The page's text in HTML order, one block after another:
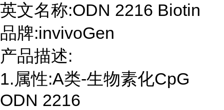
英文名称:ODN 2216 Biotin
品牌:invivoGen
产品描述:
1.属性:A类-生物素化CpG
ODN 2216